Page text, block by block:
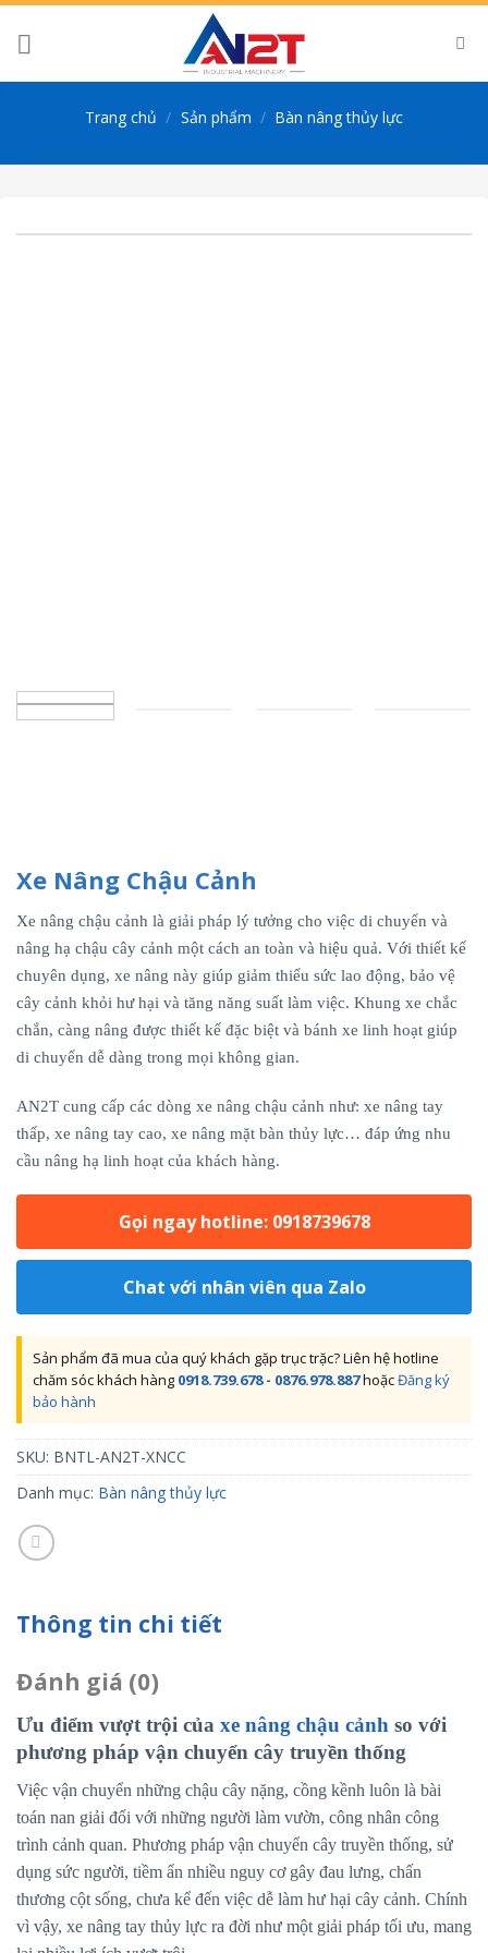
Skip
Trang chủ / Sản phẩm / Bàn nâng thủy lực
Xe Nâng Chậu Cảnh
Xe nâng chậu cảnh là giải pháp lý tưởng cho việc di chuyển và
nâng hạ chậu cây cảnh một cách an toàn và hiệu quả. Với thiết kế
chuyên dụng, xe nâng này giúp giảm thiểu sức lao động, bảo vệ
cây cảnh khỏi hư hại và tăng năng suất làm việc. Khung xe chắc
chắn, càng nâng được thiết kế đặc biệt và bánh xe linh hoạt giúp
di chuyển dễ dàng trong mọi không gian.
AN2T cung cấp các dòng xe nâng chậu cảnh như: xe nâng tay
thấp, xe nâng tay cao, xe nâng mặt bàn thủy lực… đáp ứng nhu
cầu nâng hạ linh hoạt của khách hàng.
Gọi ngay hotline: 0918739678
Chat với nhân viên qua Zalo
Sản phẩm đã mua của quý khách gặp trục trặc? Liên hệ hotline
chăm sóc khách hàng 0918.739.678 - 0876.978.887hoặcĐăng ký
bảo hành
SKU: BNTL-AN2T-XNCC
Danh mục: Bàn nâng thủy lực
Thông tin chi tiết
Đánh giá (0)
Ưu điểm vượt trội của xe nâng chậu cảnh so với
phương pháp vận chuyển cây truyền thống
Việc vận chuyển những chậu cây nặng, cồng kềnh luôn là bài
toán nan giải đối với những người làm vườn, công nhân công
trình cảnh quan. Phương pháp vận chuyển cây truyền thống, sử
dụng sức người, tiềm ẩn nhiều nguy cơ gây đau lưng, chấn
thương cột sống, chưa kể đến việc dễ làm hư hại cây cảnh. Chính
vì vậy, xe nâng tay thủy lực ra đời như một giải pháp tối ưu, mang